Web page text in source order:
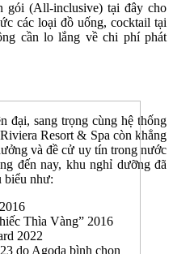
gói (All-inclusive) tại đây cho
các loại đồ uống, cocktail tại
cần lo lắng về chi phí phát
đại, sang trọng cùng hệ thống
Resort & Spa còn khẳng
và đề cử uy tín trong nước
đến nay, khu nghỉ dưỡng đã
biểu như:
Thìa Vàng” 2016
2022
do Agoda bình chọn